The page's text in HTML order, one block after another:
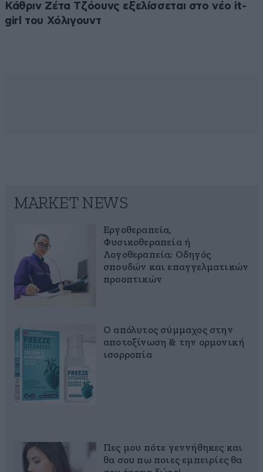
Κάθριν Ζέτα Τζόουνς εξελίσσεται στο νέο it-
girl του Χόλιγουντ
MARKET NEWS
Εργοθεραπεία,
Φυσικοθεραπεία ή
Λογοθεραπεία; Οδηγός
σπουδών και επαγγελματικών
προοπτικών
Ο απόλυτος σύμμαχος στην
αποτοξίνωση & την ορμονική
ισορροπία
Πες μου πότε γεννήθηκες και
θα σου πω ποιες εμπειρίες θα